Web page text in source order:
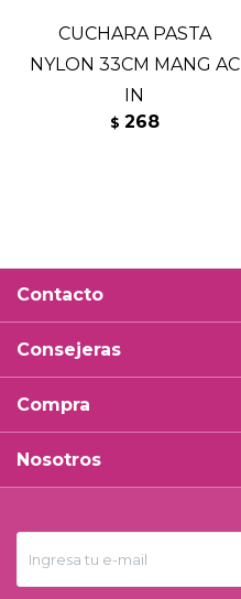
CUCHARA PASTA
NYLON 33CM MANG AC
IN
$ 268
Contacto
Consejeras
Compra
Nosotros